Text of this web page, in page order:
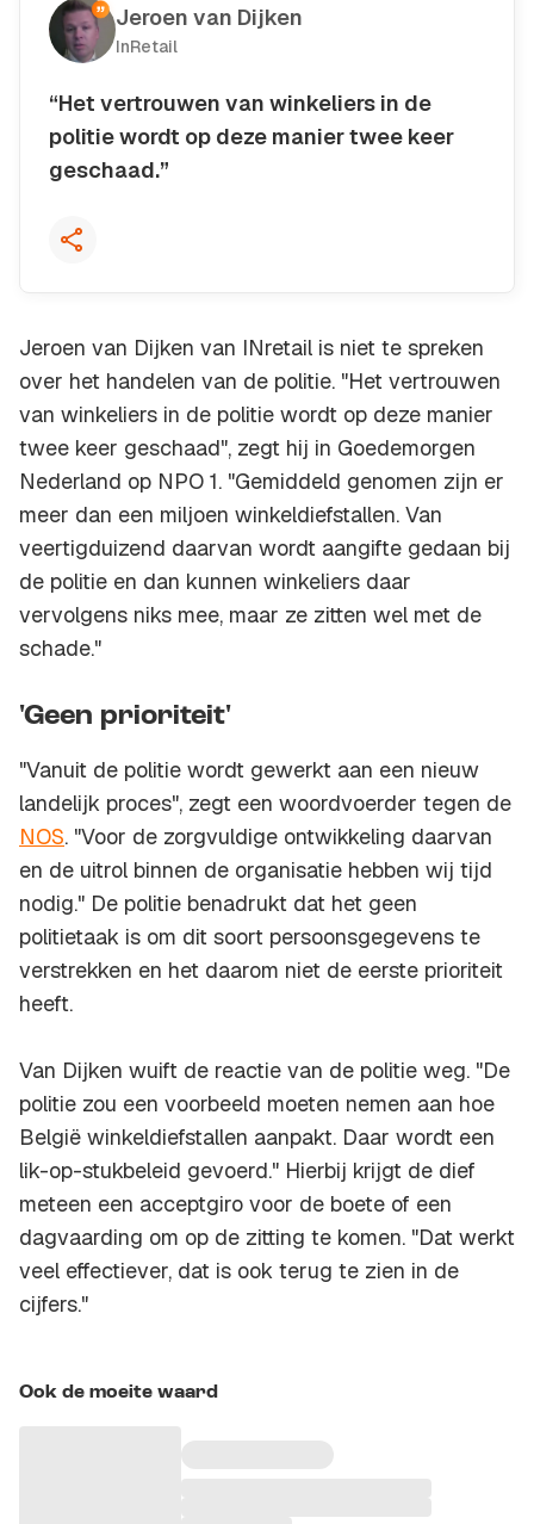
Jeroen van Dijken
InRetail
“Het vertrouwen van winkeliers in de
politie wordt op deze manier twee keer
geschaad.”
Kopieer quote
Jeroen van Dijken van INretail is niet te spreken
over het handelen van de politie. "Het vertrouwen
van winkeliers in de politie wordt op deze manier
twee keer geschaad", zegt hij in Goedemorgen
Nederland op NPO 1. "Gemiddeld genomen zijn er
meer dan een miljoen winkeldiefstallen. Van
veertigduizend daarvan wordt aangifte gedaan bij
de politie en dan kunnen winkeliers daar
vervolgens niks mee, maar ze zitten wel met de
schade."
'Geen prioriteit'
"Vanuit de politie wordt gewerkt aan een nieuw
landelijk proces", zegt een woordvoerder tegen de
NOS. "Voor de zorgvuldige ontwikkeling daarvan
en de uitrol binnen de organisatie hebben wij tijd
nodig." De politie benadrukt dat het geen
politietaak is om dit soort persoonsgegevens te
verstrekken en het daarom niet de eerste prioriteit
heeft.
Van Dijken wuift de reactie van de politie weg. "De
politie zou een voorbeeld moeten nemen aan hoe
België winkeldiefstallen aanpakt. Daar wordt een
lik-op-stukbeleid gevoerd." Hierbij krijgt de dief
meteen een acceptgiro voor de boete of een
dagvaarding om op de zitting te komen. "Dat werkt
veel effectiever, dat is ook terug te zien in de
cijfers."
Ook de moeite waard